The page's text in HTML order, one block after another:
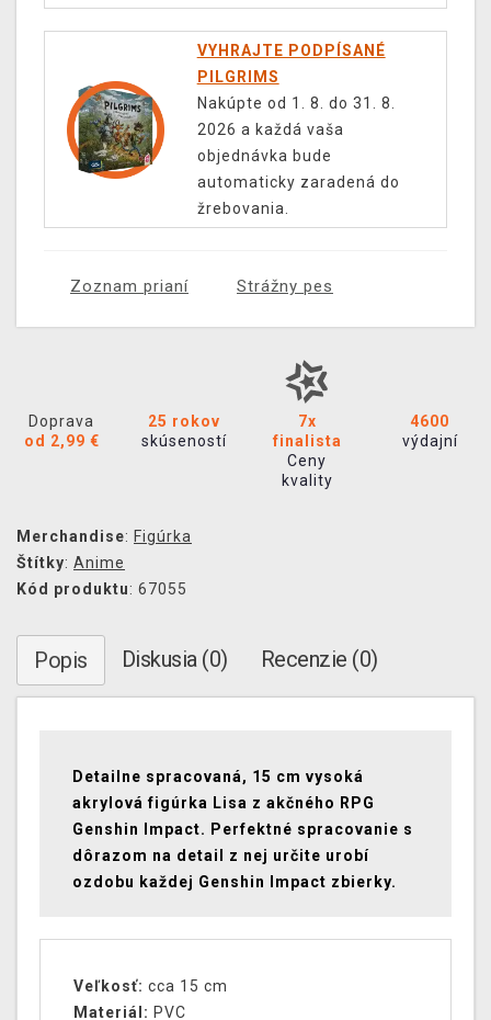
VYHRAJTE PODPÍSANÉ
PILGRIMS
Nakúpte od 1. 8. do 31. 8.
2026 a každá vaša
objednávka bude
automaticky zaradená do
žrebovania.
Zoznam prianí Strážny pes
Doprava
od 2,99 €
25 rokov
skúseností
7x
finalista
Ceny
kvality
4600
výdajní
Merchandise: Figúrka
Štítky: Anime
Kód produktu: 67055
Popis Diskusia (0) Recenzie (0)
Detailne spracovaná, 15 cm vysoká
akrylová figúrka Lisa z akčného RPG
Genshin Impact. Perfektné spracovanie s
dôrazom na detail z nej určite urobí
ozdobu každej Genshin Impact zbierky.
Veľkosť: cca 15 cm
Materiál: PVC